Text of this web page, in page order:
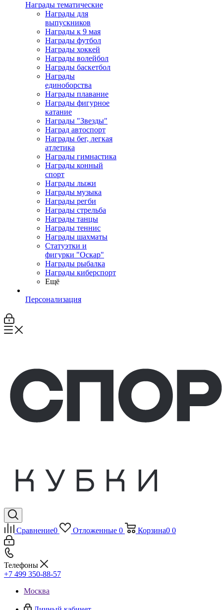
Награды тематические
Награды для
выпускников
Награды к 9 мая
Награды футбол
Награды хоккей
Награды волейбол
Награды баскетбол
Награды
единоборства
Награды плавание
Награды фигурное
катание
Награды "Звезды"
Наград автоспорт
Награды бег, легкая
атлетика
Награды гимнастика
Награды конный
спорт
Награды лыжи
Награды музыка
Награды регби
Награды стрельба
Награды танцы
Награды теннис
Награды шахматы
Статуэтки и
фигурки "Оскар"
Награды рыбалка
Награды киберспорт
Ещё
Персонализация
Сравнение0 Отложенные 0 Корзина0 0
Телефоны
+7 499 350-88-57
Москва